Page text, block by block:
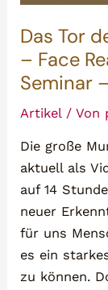
Das Tor
– Face
Seminar
Artikel/ Von
Die große
aktuell als
auf 14
neuer
für uns
es ein
zu können.